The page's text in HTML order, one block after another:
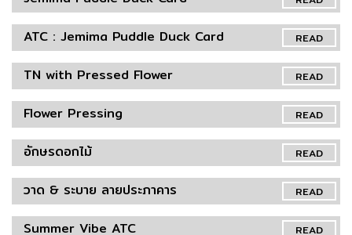
READ
ATC : Jemima Puddle Duck Card
READ
TN with Pressed Flower
READ
Flower Pressing
READ
อักษรดอกไม้
READ
วาด & ระบาย ลายประภาคาร
READ
Summer Vibe ATC